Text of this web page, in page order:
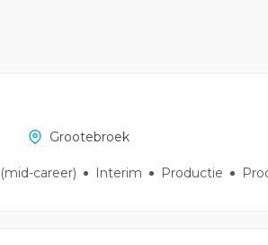
Grootebroek
career) Interim Productie